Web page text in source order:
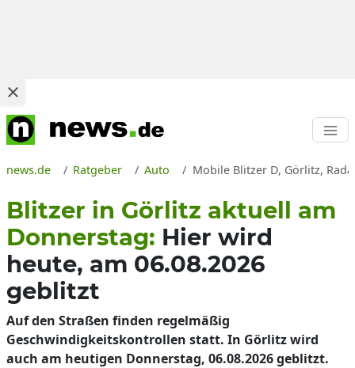
news.de Ratgeber Auto Mobile Blitzer D, Görlitz,
Blitzer in Görlitz aktuell am
Donnerstag: Hier wird
heute, am 06.08.2026
geblitzt
Auf den Straßen finden regelmäßig
Geschwindigkeitskontrollen statt. In Görlitz wird
auch am heutigen Donnerstag, 06.08.2026 geblitzt.